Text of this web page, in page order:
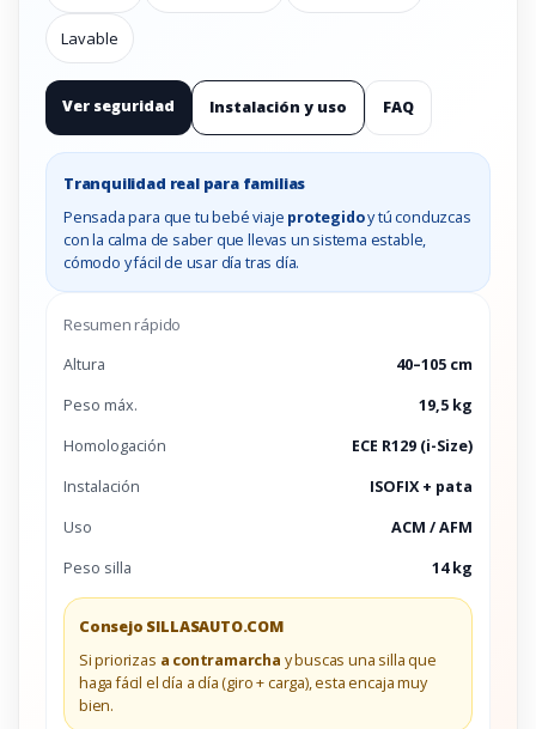
Lavable
Ver seguridad Instalación y uso FAQ
Tranquilidad real para familias
Pensada para que tu bebé viaje protegidoy tú conduzcas
con la calma de saber que llevas un sistema estable,
cómodo y fácil de usar día tras día.
Resumen rápido
Altura
40–105 cm
Peso máx.
19,5 kg
Homologación
ECE R129 (i-Size)
Instalación
ISOFIX + pata
Uso
ACM / AFM
Peso silla
14 kg
Consejo SILLASAUTO.COM
Si priorizas a contramarcha y buscas una silla que
haga fácil el día a día (giro + carga), esta encaja muy
bien.